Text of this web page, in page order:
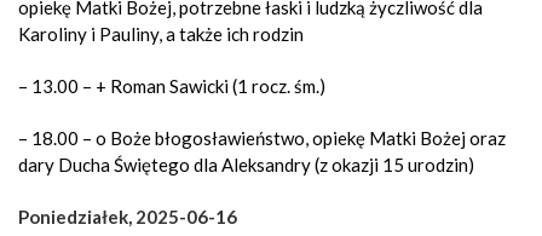
opiekę Matki Bożej, potrzebne łaski i ludzką życzliwość dla
Karoliny i Pauliny, a także ich rodzin
– 13.00 – + Roman Sawicki (1 rocz. śm.)
– 18.00 – o Boże błogosławieństwo, opiekę Matki Bożej oraz
dary Ducha Świętego dla Aleksandry (z okazji 15 urodzin)
Poniedziałek, 2025-06-16